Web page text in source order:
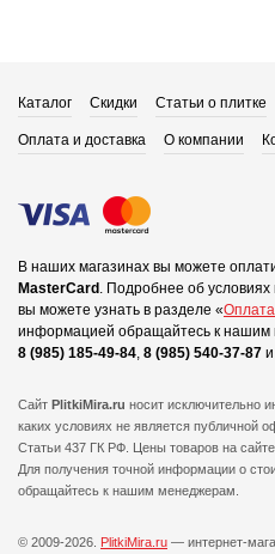
Каталог Скидки Статьи о плитке
Оплата и доставка О компании
В наших магазинах вы можете
MasterCard . Подробнее об условиях
вы можете узнать в разделе «Оплата
информацией обращайтесь к
8 (985) 185-49-84, 8 (985) 540-37-87 и
Сайт PlitkiMira.ru носит исключительно
каких условиях не является публичной
Статьи 437 ГК РФ. Цены товаров на
Для получения точной информации о
обращайтесь к нашим менеджерам.
© 2009-2026. PlitkiMira.ru — интернет-